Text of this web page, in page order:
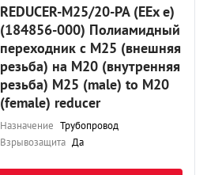
REDUCER-M25/20-PA (EEx e)
(184856-000) Полиамидный
переходник с М25 (внешняя
резьба) на М20 (внутренняя
резьба) M25 (male) to M20
(female) reducer
Назначение Трубопровод
Взрывозащита Да